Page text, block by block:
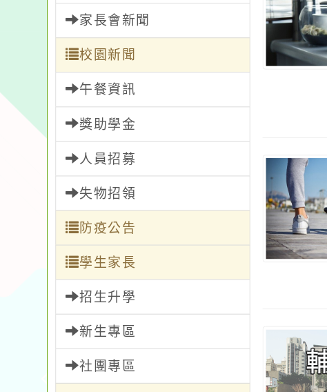
家長會新聞
校園新聞
午餐資訊
獎助學金
人員招募
失物招領
防疫公告
學生家長
招生升學
新生專區
社團專區